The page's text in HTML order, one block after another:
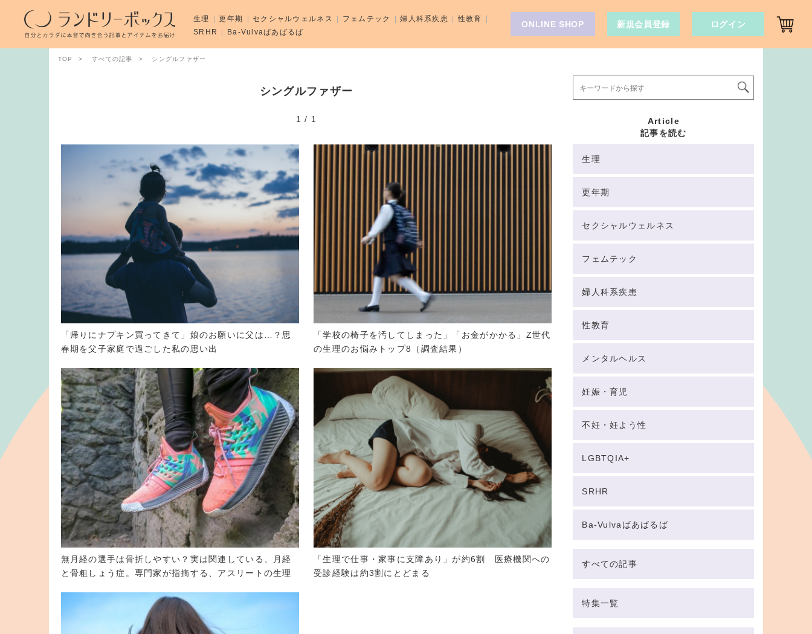
TOP すべての記事 シングルファザー
シングルファザー
1 / 1
「帰りにナプキン買ってきて」娘のお願いに父は…？思
春期を父子家庭で過ごした私の思い出
「学校の椅子を汚してしまった」「お金がかかる」Z世代
の生理のお悩みトップ8（調査結果）
無月経の選手は骨折しやすい？実は関連している、月経
と骨粗しょう症。専門家が指摘する、アスリートの生理
「生理で仕事・家事に支障あり」が約6割 医療機関への
受診経験は約3割にとどまる
Article
記事を読む
生理
更年期
セクシャルウェルネス
フェムテック
婦人科系疾患
性教育
メンタルヘルス
妊娠・育児
不妊・妊よう性
LGBTQIA+
SRHR
Ba-Vulvaばあばるば
すべての記事
特集一覧
生理 更年期 セクシャルウェルネス フェムテック 婦人科系疾患
性教育
SRHR
Ba-Vulvaばあばるば
ONLINE SHOP 新規会員登録 ログイン